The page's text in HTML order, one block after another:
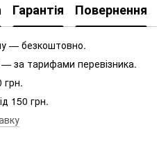
Гарантія Повернення
— безкоштовно.
за тарифами перевізника.
грн.
150 грн.